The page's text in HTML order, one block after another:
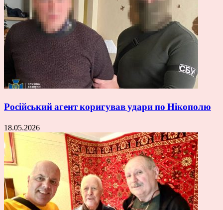
Російський агент коригував удари по Нікополю
18.05.2026